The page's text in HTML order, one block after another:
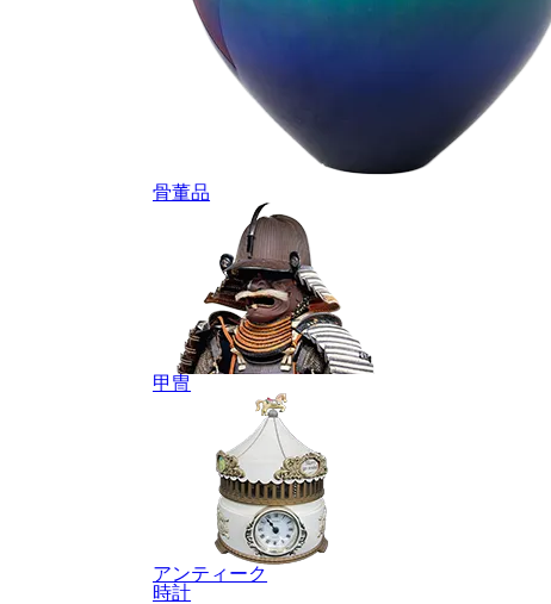
骨董品
甲冑
アンティーク
時計